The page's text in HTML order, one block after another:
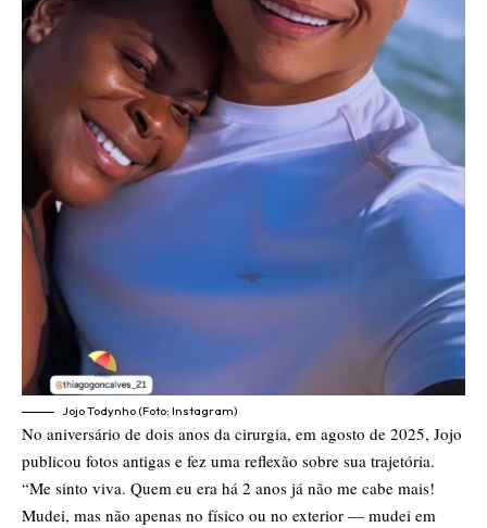
Jojo Todynho (Foto: Instagram)
No aniversário de dois anos da cirurgia, em agosto de 2025, Jojo
publicou fotos antigas e fez uma reflexão sobre sua trajetória.
“Me sinto viva. Quem eu era há 2 anos já não me cabe mais!
Mudei, mas não apenas no físico ou no exterior — mudei em